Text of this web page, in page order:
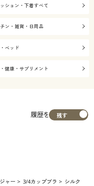
ション・下着すべて
ン・雑貨・日用品
ベッド
健康・サプリメント
履歴を
ャー 3/4カップブラ シルク